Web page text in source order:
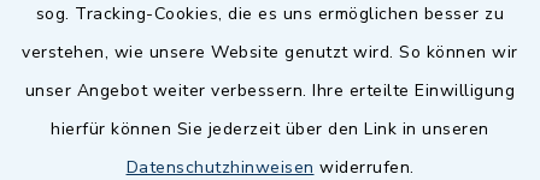
sog. Tracking-Cookies, die es uns ermöglichen besser zu
verstehen, wie unsere Website genutzt wird. So können wir
unser Angebot weiter verbessern. Ihre erteilte Einwilligung
hierfür können Sie jederzeit über den Link in unseren
Datenschutzhinweisen widerrufen.
Zenngrund Allianz
Dillenberggruppe